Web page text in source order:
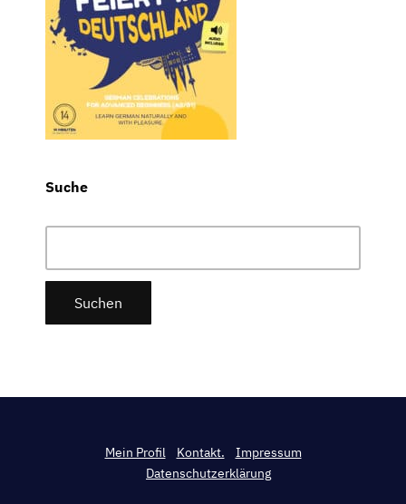
Suche
Mein Profil Kontakt.
Impressum
Datenschutzerklärung